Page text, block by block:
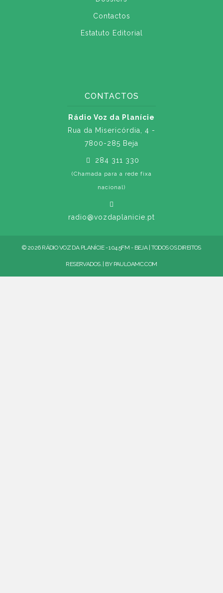
Contactos
Estatuto Editorial
CONTACTOS
Rádio Voz da Planície
Rua da Misericórdia, 4 -
7800-285 Beja
284 311 330
(Chamada para a rede fixa
nacional)
radio@vozdaplanicie.pt
© 2026 RÁDIO VOZ DA PLANÍCIE - 104.5FM - BEJA | TODOS OS DIREITOS
RESERVADOS. | BY PAULOAMC.COM